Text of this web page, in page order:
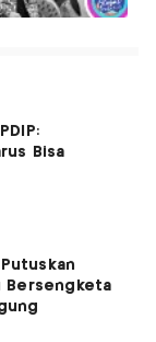
Bisa
Bersengketa